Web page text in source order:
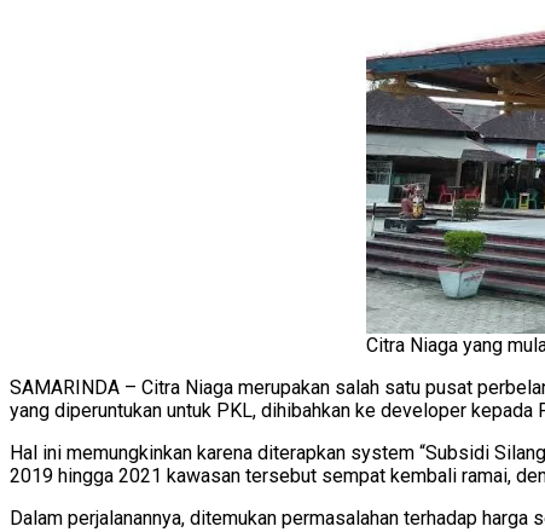
Citra Niaga yang
SAMARINDA – Citra Niaga merupakan salah satu pusat
yang diperuntukan untuk PKL, dihibahkan ke developer
Hal ini memungkinkan karena diterapkan system “Subsidi
2019 hingga 2021 kawasan tersebut sempat kembali ramai,
Dalam perjalanannya, ditemukan permasalahan terhadap